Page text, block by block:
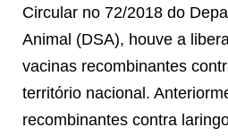
Circular no 72/2018 do
Animal (DSA), houve a
vacinas recombinantes
território nacional.
recombinantes contra